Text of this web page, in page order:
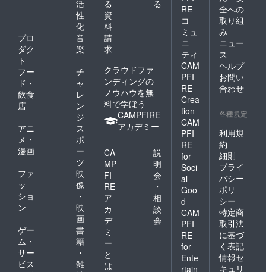
活
性
化
プロ
ダク
ト
音
楽
フー
ド・
飲食
店
チ
ャ
レ
ン
ジ
アニ
メ・
漫画
ス
ポ
ー
ツ
ファ
ッ
ショ
ン
映
像
・
映
画
ゲー
ム・
サー
ビス
書
籍
・
雑
る
る
資
料
請
求
クラウドファ
ンディングの
ノウハウを無
料で学ぼう
CAMPFIRE
アカデミー
CA
MP
FI
RE
ア
カ
デ
ミ
ー
と
は
説
明
会
・
相
談
会
RE
コ
ミュ
ニ
ティ
CAM
PFI
RE
Crea
tion
CAM
PFI
RE
for
Soci
al
Goo
d
CAM
PFI
RE
for
Ente
rtain
全への
取り組
み
ニュー
ス
ヘルプ
お問い
合わせ
各種規定
利用規
約
細則
プライ
バシー
ポリ
シー
特定商
取引法
に基づ
く表記
情報セ
キュリ